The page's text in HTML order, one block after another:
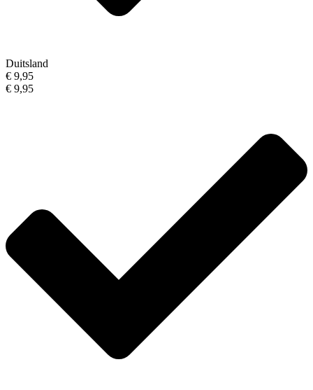
Duitsland
€ 9,95
€ 9,95